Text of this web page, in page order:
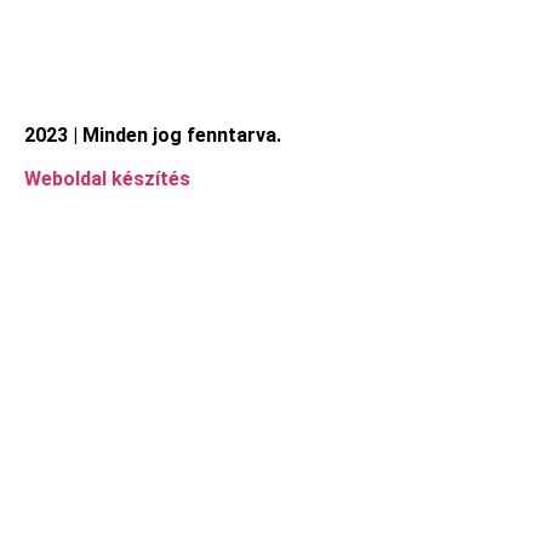
2023 | Minden jog fenntarva.
Weboldal készítés